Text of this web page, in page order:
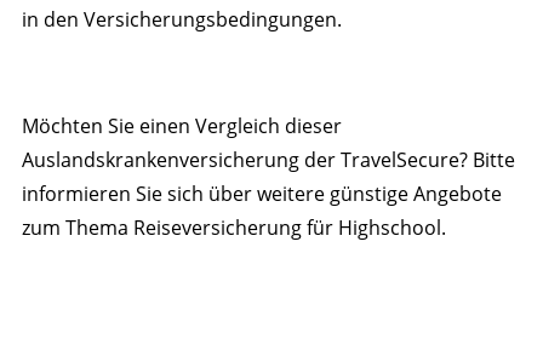
in den Versicherungsbedingungen.
Möchten Sie einen Vergleich dieser
Auslandskrankenversicherung der TravelSecure? Bitte
informieren Sie sich über weitere günstige Angebote
zum Thema Reiseversicherung für Highschool.